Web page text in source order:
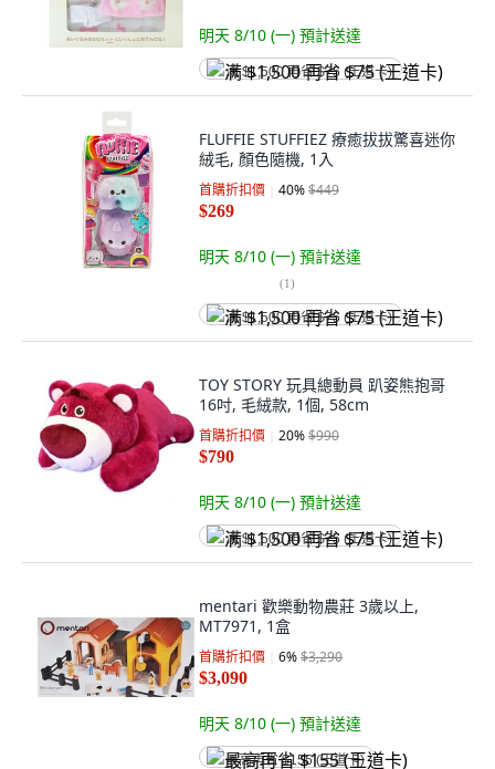
明天 8/10 (一) 預計送達
满 $1,500 再省 $75 (王道卡)
FLUFFIE STUFFIEZ 療癒拔拔驚喜迷你
絨毛, 顏色隨機, 1入
首購折扣價 40%$449
$269
明天 8/10 (一) 預計送達
(1)
满 $1,500 再省 $75 (王道卡)
TOY STORY 玩具總動員 趴姿熊抱哥
16吋, 毛絨款, 1個, 58cm
首購折扣價 20%$990
$790
明天 8/10 (一) 預計送達
满 $1,500 再省 $75 (王道卡)
mentari 歡樂動物農莊 3歲以上,
MT7971, 1盒
首購折扣價 6%$3,290
$3,090
明天 8/10 (一) 預計送達
最高再省 $155 (王道卡)